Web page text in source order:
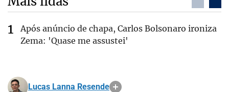
Após anúncio de chapa, Carlos Bolsonaro ironiza
Zema: 'Quase me assustei'
Lucas Lanna Resende